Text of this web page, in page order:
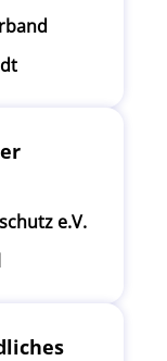
e.V.